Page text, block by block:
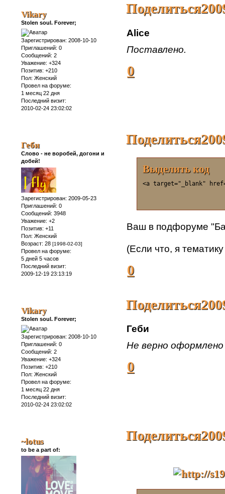
Поделиться
Vikary
Stolen soul. Forever;
Зарегистрирован: 2008-10-10
Приглашений: 0
Сообщений: 2
Уважение: +324
Позитив: +210
Пол: Женский
Провел на форуме:
1 месяц 22 дня
Последний визит:
2010-02-24 23:02:02
Alice
Поставлено.
0
Поделиться
Геби
Слово - не воробей, догони и
добей!
Зарегистрирован: 2009-05-23
Приглашений: 0
Сообщений: 3948
Уважение: +2
Позитив: +11
Пол: Женский
Возраст: 28 [1998-02-03]
Провел на форуме:
5 дней 5 часов
Последний визит:
2009-12-19 23:13:19
Выделить код
<a target="_blank"
Ваш в подфоруме
(Если что, я
0
Поделиться
Vikary
Stolen soul. Forever;
Зарегистрирован: 2008-10-10
Приглашений: 0
Сообщений: 2
Уважение: +324
Позитив: +210
Пол: Женский
Провел на форуме:
1 месяц 22 дня
Последний визит:
2010-02-24 23:02:02
Геби
Не верно
0
Поделиться
~lotus
to be a part of: